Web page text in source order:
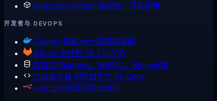
Anaconda Python 数据栈，开箱即用
开发者与 DEVOPS
Docker 具备 root 权限的容器
GitLab 自托管 Git + CI/CD
数据库 Postgres、MySQL、MongoDB
代码服务器 浏览器中的 VS Code
n8n 全天候运行的自动化